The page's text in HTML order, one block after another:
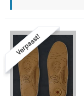
Verpasst!